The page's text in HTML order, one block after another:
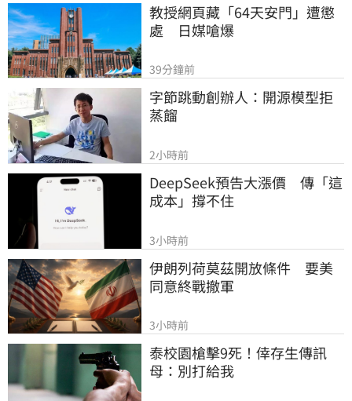
教授網頁藏「64天安門」遭懲
處　日媒嗆爆
39分鐘前
字節跳動創辦人：開源模型拒
蒸餾
2小時前
DeepSeek預告大漲價　傳「這
成本」撐不住
3小時前
伊朗列荷莫茲開放條件　要美
同意終戰撤軍
3小時前
泰校園槍擊9死！倖存生傳訊
母：別打給我